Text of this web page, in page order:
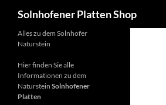
Zum
Inhalt
springen
Solnhofener Platten Shop
Alles zu dem Solnhofer
Naturstein
Hier finden Sie alle
Informationen zu dem
Naturstein Solnhofener
Platten